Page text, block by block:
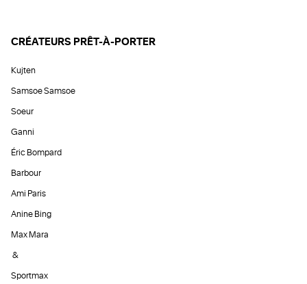
CRÉATEURS PRÊT-À-PORTER
Kujten
Samsoe Samsoe
Soeur
Ganni
Éric Bompard
Barbour
Ami Paris
Anine Bing
Max Mara
&
Sportmax